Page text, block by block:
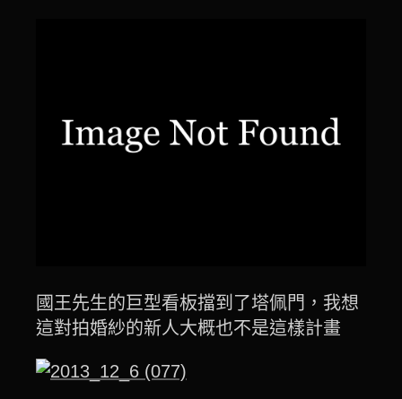
國王先生的巨型看板擋到了塔佩門，我想
這對拍婚紗的新人大概也不是這樣計畫